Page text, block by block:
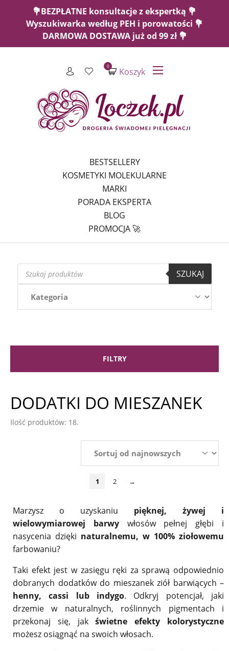
💐BEZPŁATNE konsultacje z ekspertką 💐
Wyszukiwarka według PEH i porowatości 💐
DARMOWA DOSTAWA już od 99 zł 💐
Koszyk
0
BESTSELLERY
KOSMETYKI MOLEKULARNE
MARKI
PORADA EKSPERTA
BLOG
PROMOCJA 🚀
Wyszukiwarka
produktów
SZUKAJ
FILTRY
DODATKI DO MIESZANEK
Ilość produktów: 18.
1 2 →
Marzysz o uzyskaniu pięknej, żywej i
wielowymiarowej barwywłosów pełnej głębi i
nasycenia dzięki naturalnemu, w 100% ziołowemu
farbowaniu?
Taki efekt jest w zasięgu ręki za sprawą odpowiednio
dobranych dodatków do mieszanek ziół barwiących –
henny, cassi lub indygo. Odkryj potencjał, jaki
drzemie w naturalnych, roślinnych pigmentach i
przekonaj się, jakświetne efekty kolorystyczne
możesz osiągnąć na swoich włosach.